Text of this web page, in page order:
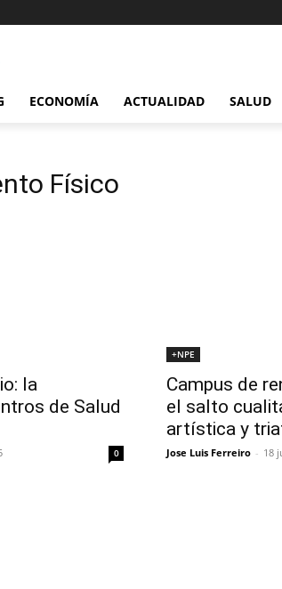
ECONOMÍA ACTUALIDAD SALUD
Físico
la
de Salud
0
+NPE
Campus de
el salto
artística y
Jose Luis Ferreiro - 18